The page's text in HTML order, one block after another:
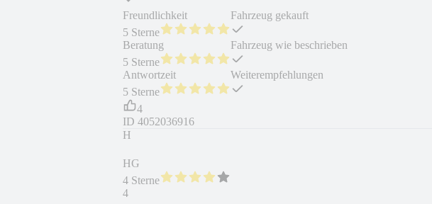
Freundlichkeit
5 Sterne
Beratung
5 Sterne
Antwortzeit
5 Sterne
Fahrzeug gekauft
Fahrzeug wie beschrieben
Weiterempfehlungen
4
ID 4052036916
H
HG
4 Sterne
4